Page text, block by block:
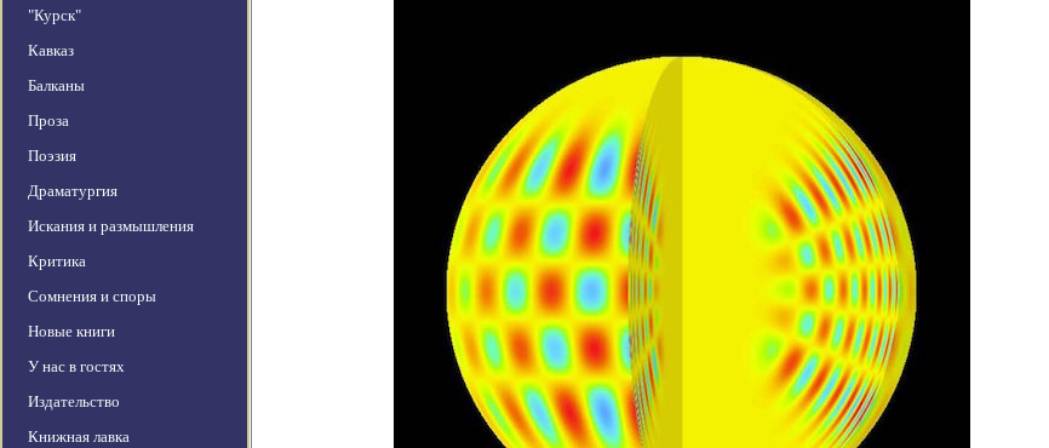
"Курск"
Кавказ
Балканы
Проза
Поэзия
Драматургия
Искания и размышления
Критика
Сомнения и споры
Новые книги
У нас в гостях
Издательство
Книжная лавка